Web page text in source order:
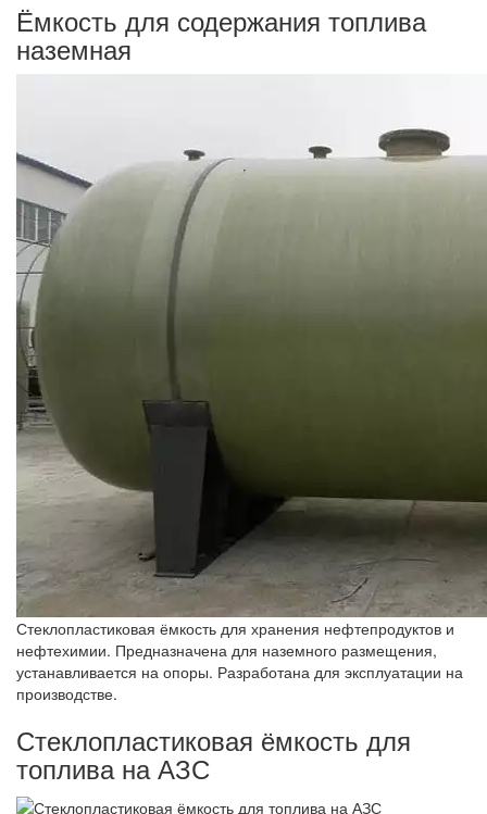
Ёмкость для содержания топлива
наземная
Стеклопластиковая ёмкость для хранения нефтепродуктов и
нефтехимии. Предназначена для наземного размещения,
устанавливается на опоры. Разработана для эксплуатации на
производстве.
Стеклопластиковая ёмкость для
топлива на АЗС